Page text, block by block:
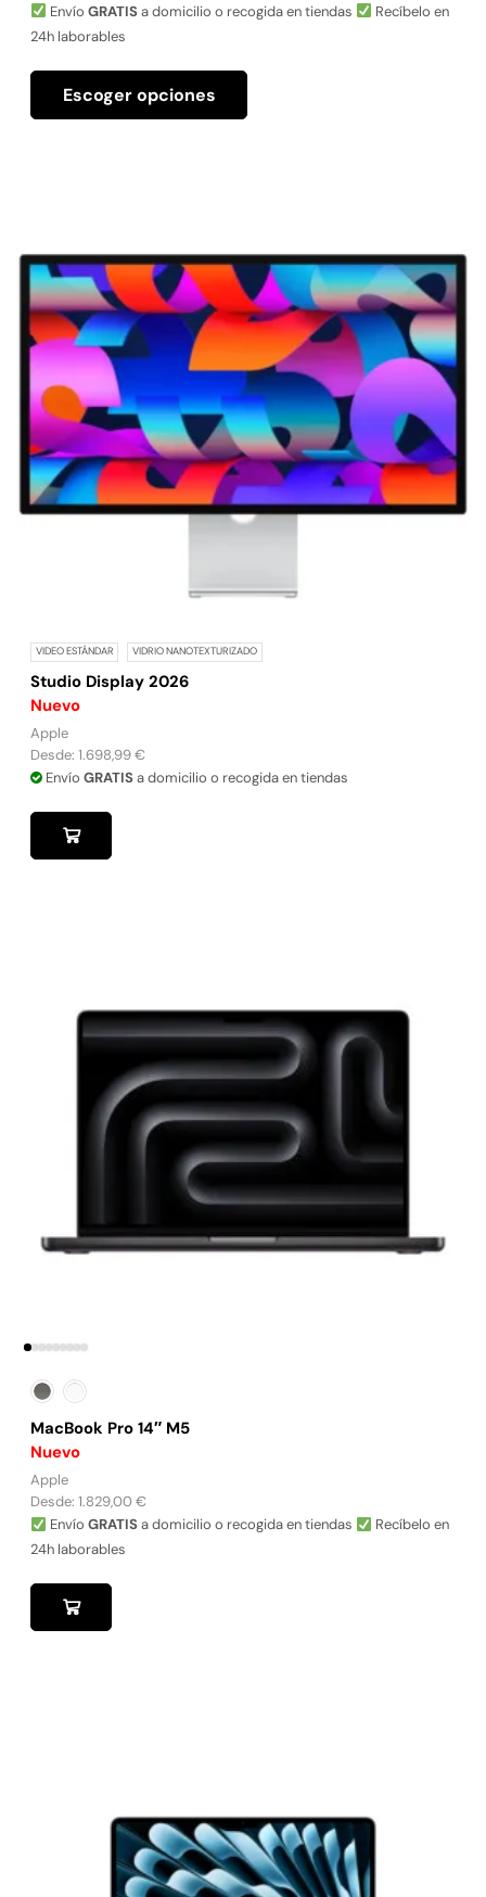
Envío GRATISa domicilio o recogida en tiendas
Recíbelo en
24h laborables
Escoger opciones
VIDEO ESTÁNDAR VIDRIO NANOTEXTURIZADO
Studio Display 2026
Nuevo
Apple
Desde: 1.698,99€
Envío GRATISa domicilio o recogida en tiendas
MacBook Pro 14″ M5
Nuevo
Apple
Desde: 1.829,00€
Envío GRATISa domicilio o recogida en tiendas
Recíbelo en
24h laborables